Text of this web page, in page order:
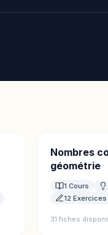
Nombres
géométrie
1 Cours
12 Exercices
31 fiches